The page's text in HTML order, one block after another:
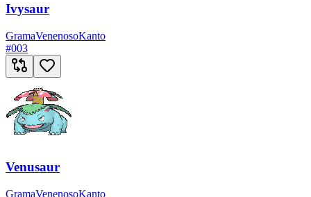
Ivysaur
GramaVenenosoKanto
#003
Venusaur
GramaVenenosoKanto